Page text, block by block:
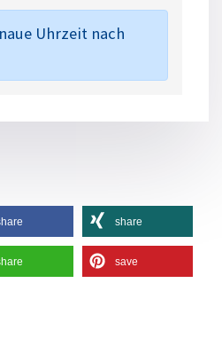
Uhrzeit nach
share
save